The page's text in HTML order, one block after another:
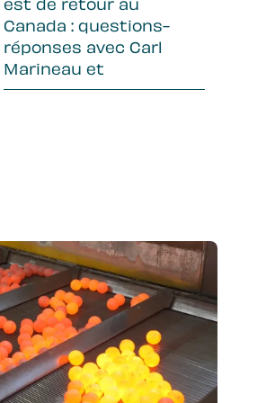
est de retour au
Canada : questions-
réponses avec Carl
Marineau et